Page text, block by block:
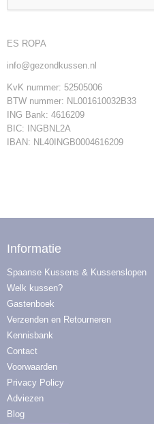
ES ROPA
info@gezondkussen.nl
KvK nummer: 52505006
BTW nummer: NL001610032B33
ING Bank: 4616209
BIC: INGBNL2A
IBAN: NL40INGB0004616209
Informatie
Spaanse Kussens & Kussenslopen
Welk kussen?
Gastenboek
Verzenden en Retourneren
Kennisbank
Contact
Voorwaarden
Privacy Policy
Adviezen
Blog